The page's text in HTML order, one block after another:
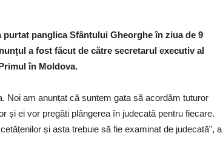
purtat panglica Sfântului Gheorghe în ziua de 9
a fost făcut de către secretarul executiv al
în Moldova.
Noi am anunțat că suntem gata să acordăm tuturor
și ei vor pregăti plângerea în judecată pentru fiecare.
și asta trebuie să fie examinat de judecată”, a